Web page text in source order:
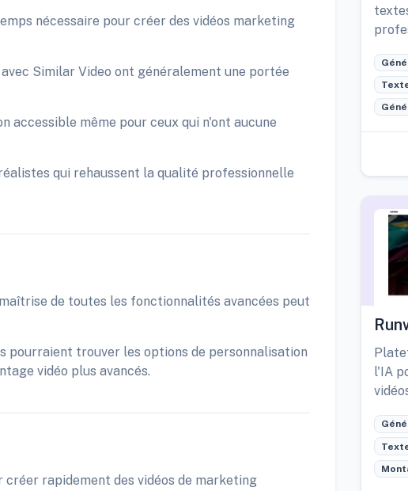
nécessaire pour créer des vidéos marketing
Similar Video ont généralement une portée
même pour ceux qui n'ont aucune
qui rehaussent la qualité professionnelle
de toutes les fonctionnalités avancées peut
pourraient trouver les options de personnalisation
vidéo plus avancés.
rapidement des vidéos de marketing
l'IA